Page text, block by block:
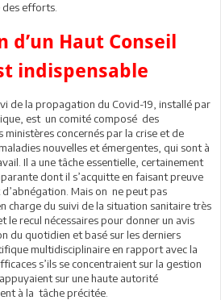
des efforts.
Haut Conseil
indispensable
de la propagation du Covid-19, installé par
est un comité composé des
concernés par la crise et de
nouvelles et émergentes, qui sont à
Il a une tâche essentielle, certainement
dont il s’acquitte en faisant preuve
Mais on ne peut pas
charge du suivi de la situation sanitaire très
le recul nécessaires pour donner un avis
du quotidien et basé sur les derniers
multidisciplinaire en rapport avec la
s’ils se concentraient sur la gestion
sur une haute autorité
à la tâche précitée.